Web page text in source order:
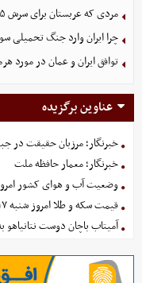
مردی که عربستان برای سرش ۵ میلیون دلار جایزه گذاشت
چرا ایران وارد جنگ تحمیلی
توافق ایران و عمان در مورد
عناوین برگزیده
خبرنگار؛ مرزبان حقیقت در
خبرنگار؛ معمار حافظه ملت
وضعیت آب و هوای کشور امروز شنبه ۱۷
قیمت سکه و طلا امروز شنبه ۱۷ مرداد ۱۴۰۵
آمیتاب باچان دوست